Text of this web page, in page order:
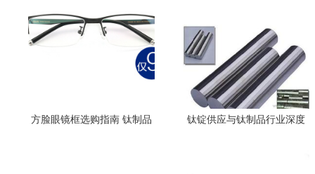
方脸眼镜框选购指南 钛制品
钛锭供应与钛制品行业深度